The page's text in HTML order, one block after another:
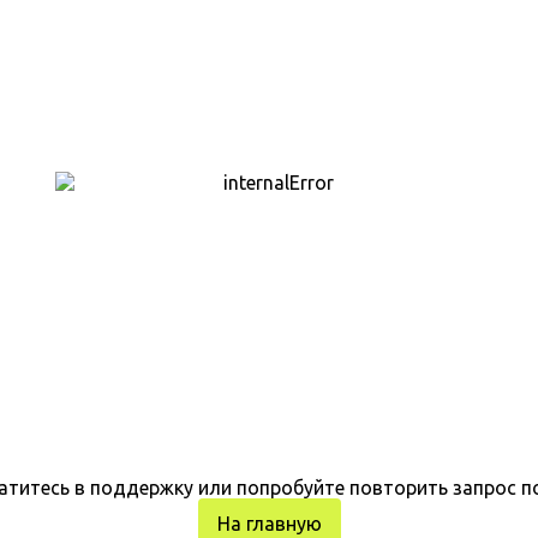
в поддержку или попробуйте повторить запрос
На главную